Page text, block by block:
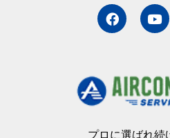
F
a
c
o
o
k
Y
o
u
b
e
プロに選ばれ続